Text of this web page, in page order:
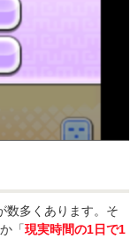
数多くあります。そ
「現実時間の1日で1